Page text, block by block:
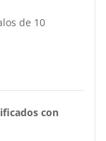
de 10
con